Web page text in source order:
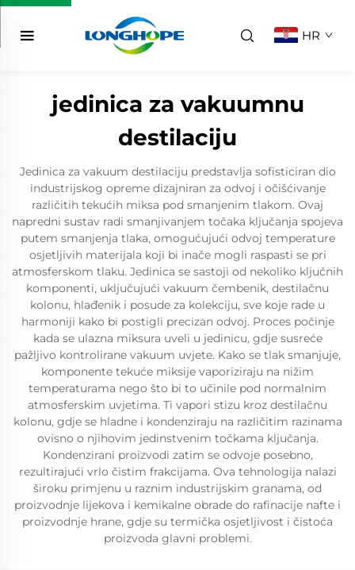
HR
jedinica za vakuumnu
destilaciju
Jedinica za vakuum destilaciju predstavlja sofisticiran dio
industrijskog opreme dizajniran za odvoj i očišćivanje
različitih tekućih miksa pod smanjenim tlakom. Ovaj
napredni sustav radi smanjivanjem točaka ključanja spojeva
putem smanjenja tlaka, omogućujući odvoj temperature
osjetljivih materijala koji bi inače mogli raspasti se pri
atmosferskom tlaku. Jedinica se sastoji od nekoliko ključnih
komponenti, uključujući vakuum čembenik, destilačnu
kolonu, hlađenik i posude za kolekciju, sve koje rade u
harmoniji kako bi postigli precizan odvoj. Proces počinje
kada se ulazna miksura uveli u jedinicu, gdje susreće
pažljivo kontrolirane vakuum uvjete. Kako se tlak smanjuje,
komponente tekuće miksije vaporiziraju na nižim
temperaturama nego što bi to učinile pod normalnim
atmosferskim uvjetima. Ti vapori stizu kroz destilačnu
kolonu, gdje se hladne i kondenziraju na različitim razinama
ovisno o njihovim jedinstvenim točkama ključanja.
Kondenzirani proizvodi zatim se odvoje posebno,
rezultirajući vrlo čistim frakcijama. Ova tehnologija nalazi
široku primjenu u raznim industrijskim granama, od
proizvodnje lijekova i kemikalne obrade do rafinacije nafte i
proizvodnje hrane, gdje su termička osjetljivost i čistoća
proizvoda glavni problemi.